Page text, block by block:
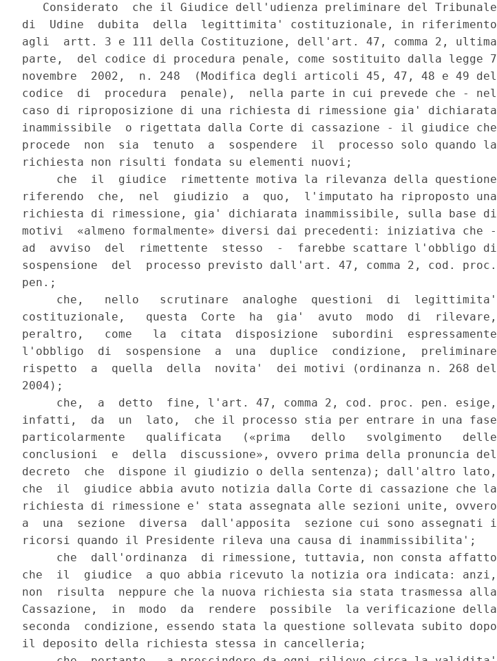
   Considerato  che il Giudice dell'udienza preliminare del Tribunale
di  Udine  dubita  della  legittimita' costituzionale, in riferimento
agli  artt. 3 e 111 della Costituzione, dell'art. 47, comma 2, ultima
parte,  del codice di procedura penale, come sostituito dalla legge 7
novembre  2002,  n. 248  (Modifica degli articoli 45, 47, 48 e 49 del
codice  di  procedura  penale),  nella parte in cui prevede che - nel
caso di riproposizione di una richiesta di rimessione gia' dichiarata
inammissibile  o rigettata dalla Corte di cassazione - il giudice che
procede  non  sia  tenuto  a  sospendere  il  processo solo quando la
richiesta non risulti fondata su elementi nuovi;
     che  il  giudice  rimettente motiva la rilevanza della questione
riferendo  che,  nel  giudizio  a  quo,  l'imputato ha riproposto una
richiesta di rimessione, gia' dichiarata inammissibile, sulla base di
motivi  «almeno formalmente» diversi dai precedenti: iniziativa che -
ad  avviso  del  rimettente  stesso  -  farebbe scattare l'obbligo di
sospensione  del  processo previsto dall'art. 47, comma 2, cod. proc.
pen.;
     che,   nello   scrutinare  analoghe  questioni  di  legittimita'
costituzionale,   questa  Corte  ha  gia'  avuto  modo  di  rilevare,
peraltro,   come   la  citata  disposizione  subordini  espressamente
l'obbligo  di  sospensione  a  una  duplice  condizione,  preliminare
rispetto  a  quella  della  novita'  dei motivi (ordinanza n. 268 del
2004);
     che,  a  detto  fine, l'art. 47, comma 2, cod. proc. pen. esige,
infatti,  da  un  lato,  che il processo stia per entrare in una fase
particolarmente   qualificata   («prima   dello   svolgimento   delle
conclusioni  e  della  discussione», ovvero prima della pronuncia del
decreto  che  dispone il giudizio o della sentenza); dall'altro lato,
che  il  giudice abbia avuto notizia dalla Corte di cassazione che la
richiesta di rimessione e' stata assegnata alle sezioni unite, ovvero
a  una  sezione  diversa  dall'apposita  sezione cui sono assegnati i
ricorsi quando il Presidente rileva una causa di inammissibilita';
     che  dall'ordinanza  di rimessione, tuttavia, non consta affatto
che  il  giudice  a quo abbia ricevuto la notizia ora indicata: anzi,
non  risulta  neppure che la nuova richiesta sia stata trasmessa alla
Cassazione,  in  modo  da  rendere  possibile  la verificazione della
seconda  condizione, essendo stata la questione sollevata subito dopo
il deposito della richiesta stessa in cancelleria;